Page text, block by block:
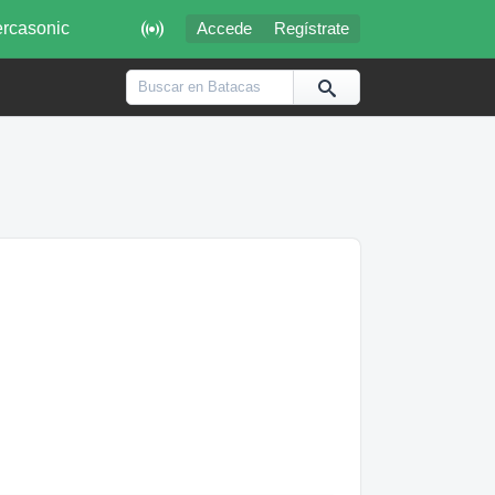
 Accede Regístrate